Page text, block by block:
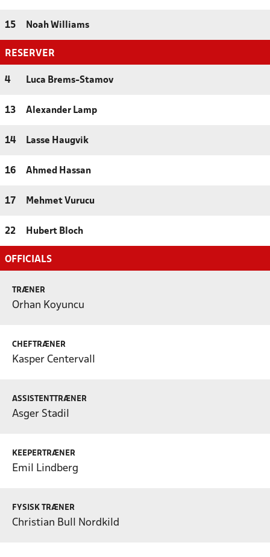
15 Noah Williams
RESERVER
4 Luca Brems-Stamov
13 Alexander Lamp
14 Lasse Haugvik
16 Ahmed Hassan
17 Mehmet Vurucu
22 Hubert Bloch
OFFICIALS
TRÆNER
Orhan Koyuncu
CHEFTRÆNER
Kasper Centervall
ASSISTENTTRÆNER
Asger Stadil
KEEPERTRÆNER
Emil Lindberg
FYSISK TRÆNER
Christian Bull Nordkild